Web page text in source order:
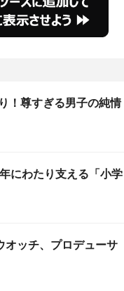
！尊すぎる男子の純情
にわたり支える「小学
オッチ、プロデューサ